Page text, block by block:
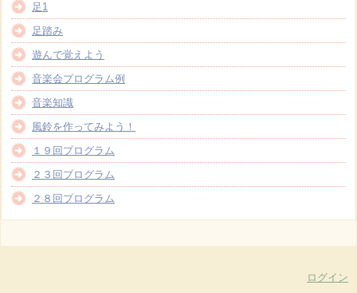
足1
足踏み
遊んで覚えよう
音楽会プログラム例
音楽知識
風鈴を作ってみよう！
１９回プログラム
２３回プログラム
２８回プログラム
ログイン